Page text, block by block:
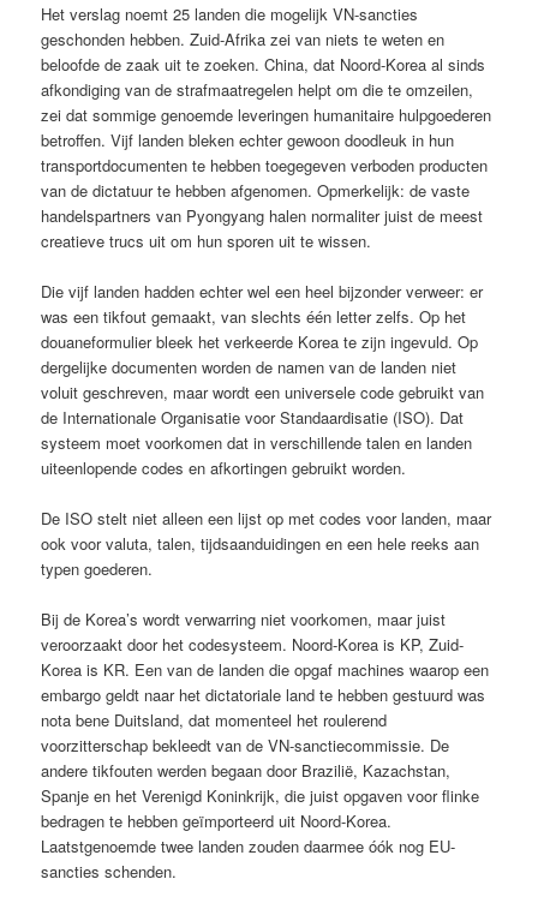
Het verslag noemt 25 landen die mogelijk VN-sancties
geschonden hebben. Zuid-Afrika zei van niets te weten en
beloofde de zaak uit te zoeken. China, dat Noord-Korea al sinds
afkondiging van de strafmaatregelen helpt om die te omzeilen,
zei dat sommige genoemde leveringen humanitaire hulpgoederen
betroffen. Vijf landen bleken echter gewoon doodleuk in hun
transportdocumenten te hebben toegegeven verboden producten
van de dictatuur te hebben afgenomen. Opmerkelijk: de vaste
handelspartners van Pyongyang halen normaliter juist de meest
creatieve trucs uit om hun sporen uit te wissen.
Die vijf landen hadden echter wel een heel bijzonder verweer: er
was een tikfout gemaakt, van slechts één letter zelfs. Op het
douaneformulier bleek het verkeerde Korea te zijn ingevuld. Op
dergelijke documenten worden de namen van de landen niet
voluit geschreven, maar wordt een universele code gebruikt van
de Internationale Organisatie voor Standaardisatie (ISO). Dat
systeem moet voorkomen dat in verschillende talen en landen
uiteenlopende codes en afkortingen gebruikt worden.
De ISO stelt niet alleen een lijst op met codes voor landen, maar
ook voor valuta, talen, tijdsaanduidingen en een hele reeks aan
typen goederen.
Bij de Korea’s wordt verwarring niet voorkomen, maar juist
veroorzaakt door het codesysteem. Noord-Korea is KP, Zuid-
Korea is KR. Een van de landen die opgaf machines waarop een
embargo geldt naar het dictatoriale land te hebben gestuurd was
nota bene Duitsland, dat momenteel het roulerend
voorzitterschap bekleedt van de VN-sanctiecommissie. De
andere tikfouten werden begaan door Brazilië, Kazachstan,
Spanje en het Verenigd Koninkrijk, die juist opgaven voor flinke
bedragen te hebben geïmporteerd uit Noord-Korea.
Laatstgenoemde twee landen zouden daarmee óók nog EU-
sancties schenden.